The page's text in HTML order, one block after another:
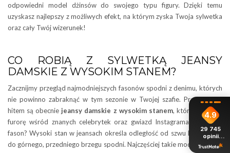
odpowiedni model dżinsów do swojego typu figury. Dzięki temu
uzyskasz najlepszy z możliwych efekt, na którym zyska Twoja sylwetka
oraz cały Twój wizerunek!
CO ROBIĄ Z SYLWETKĄ JEANSY
DAMSKIE Z WYSOKIM STANEM?
Zacznijmy przegląd najmodniejszych fasonów spodni z denimu, których
nie powinno zabraknąć w tym sezonie w Twojej szafie. Prawdziwym
hitem są obecnie jeansy damskie z wysokim stanem, które robią też
furorę wśród znanych celebrytek oraz gwiazd Instagrama. Co to za
fason? Wysoki stan w jeansach określa odległość od szwu krokowego
do górnego, przedniego brzegu spodni. Najczęściej takie modele sięgają
4.9
29 745
opinii
z całego
okresu